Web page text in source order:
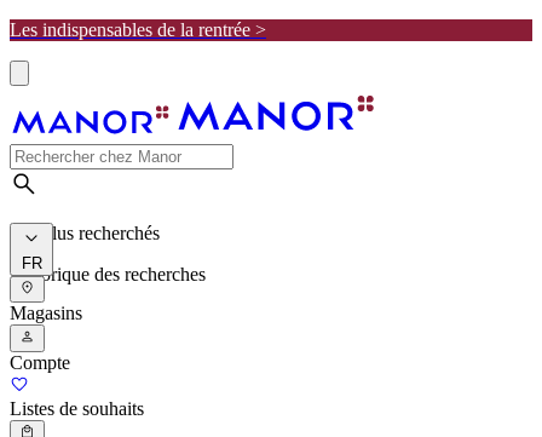
Les indispensables de la rentrée >
Les plus recherchés
Historique des recherches
FR
Magasins
Compte
Listes de souhaits